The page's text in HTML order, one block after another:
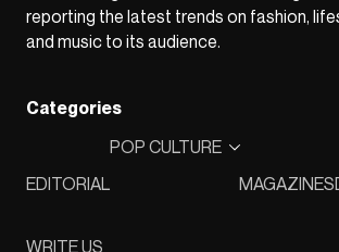
reporting the latest trends on fashion,
and music to its audience.
Categories
EDITORIAL
POP CULTURE
MAGAZINES
WRITE US